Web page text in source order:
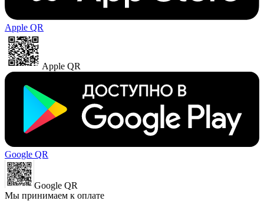
Apple QR
Apple QR
Google QR
Google QR
Мы принимаем к оплате